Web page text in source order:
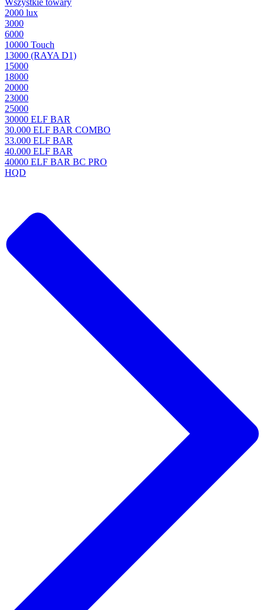
Wszystkie towary
2000 lux
3000
6000
10000 Touch
13000 (RAYA D1)
15000
18000
20000
23000
25000
30000 ELF BAR
30.000 ELF BAR COMBO
33.000 ELF BAR
40.000 ELF BAR
40000 ELF BAR BC PRO
HQD